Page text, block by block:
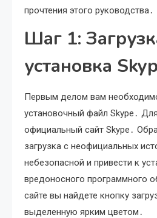
прочтения этого руководства․
Шаг 1:
установка
Первым делом вам
установочный файл Skype․
официальный сайт Skype․
загрузка с неофициальных
небезопасной и привести к
вредоносного программного
сайте вы найдете кнопку
выделенную ярким цветом․